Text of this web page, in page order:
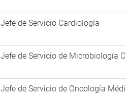
Jefe de Servicio Cardiología
Jefe de Servicio de Microbiología
Jefe de Servicio de Oncología